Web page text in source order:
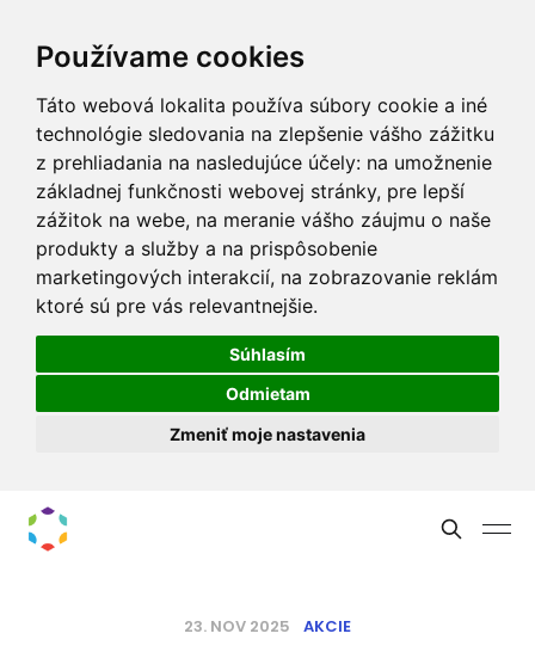
Používame cookies
Táto webová lokalita používa súbory cookie a iné
technológie sledovania na zlepšenie vášho zážitku
z prehliadania na nasledujúce účely: na umožnenie
základnej funkčnosti webovej stránky, pre lepší
zážitok na webe, na meranie vášho záujmu o naše
produkty a služby a na prispôsobenie
marketingových interakcií, na zobrazovanie reklám
ktoré sú pre vás relevantnejšie.
Súhlasím
Odmietam
Zmeniť moje nastavenia
23. NOV 2025 AKCIE